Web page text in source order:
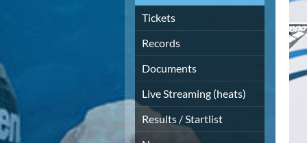
Tickets
Records
Documents
Live Streaming (heats)
Results / Startlist